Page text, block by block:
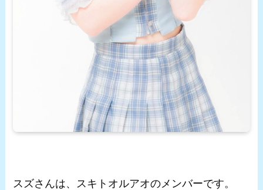
スズさんは、スキトオルアオのメンバーです。